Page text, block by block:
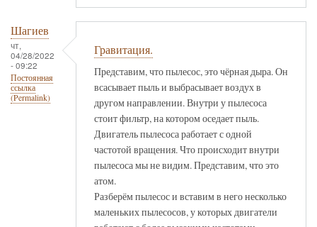
Шагиев
чт,
04/28/2022
- 09:22
Постоянная
ссылка
(Permalink)
Гравитация.
Представим, что пылесос, это чёрная дыра. Он
всасывает пыль и выбрасывает воздух в
другом направлении. Внутри у пылесоса
стоит фильтр, на котором оседает пыль.
Двигатель пылесоса работает с одной
частотой вращения. Что происходит внутри
пылесоса мы не видим. Представим, что это
атом.
Разберём пылесос и вставим в него несколько
маленьких пылесосов, у которых двигатели